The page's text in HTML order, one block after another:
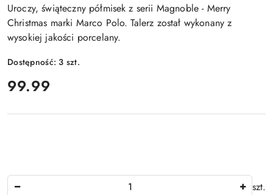
Uroczy, świąteczny półmisek z serii Magnoble - Merry
Christmas marki Marco Polo. Talerz został wykonany z
wysokiej jakości porcelany.
Dostępność:3 szt.
cena:
99.99
szt.